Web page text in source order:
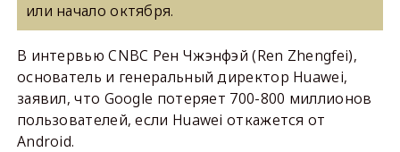
или начало октября.
В интервью CNBC Рен Чжэнфэй (Ren Zhengfei),
основатель и генеральный директор Huawei,
заявил, что Google потеряет 700-800 миллионов
пользователей, если Huawei откажется от
Android.